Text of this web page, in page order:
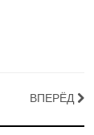
ВПЕРЁД